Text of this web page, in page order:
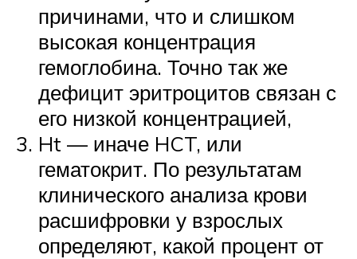
причинами, что и слишком
высокая концентрация
гемоглобина. Точно так же
дефицит эритроцитов связан с
его низкой концентрацией,
Ht — иначе HCT, или
гематокрит. По результатам
клинического анализа крови
расшифровки у взрослых
определяют, какой процент от